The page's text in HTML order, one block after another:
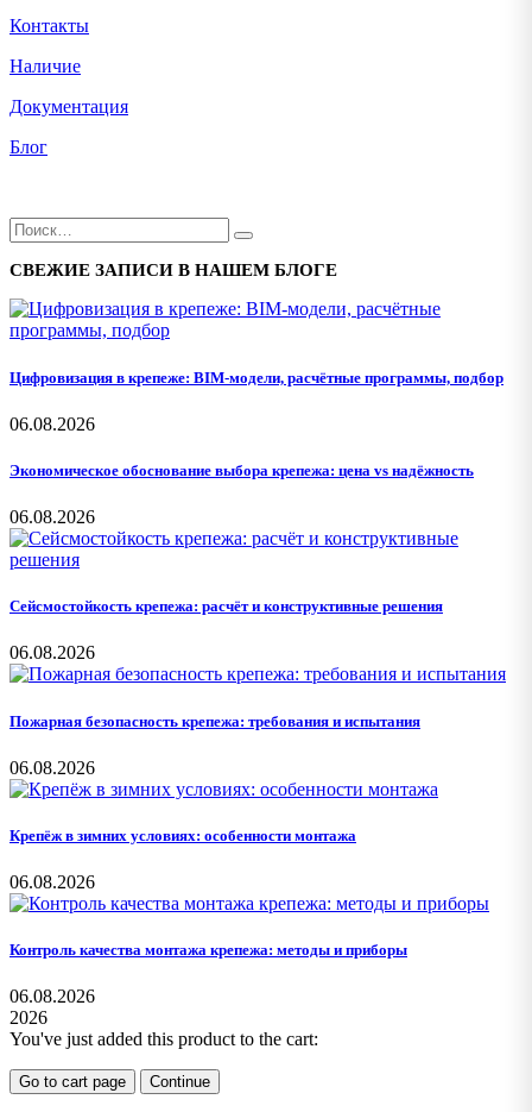
Контакты
Наличие
Документация
Блог
СВЕЖИЕ ЗАПИСИ В НАШЕМ БЛОГЕ
Цифровизация в крепеже: BIM-модели, расчётные программы, подбор
06.08.2026
Экономическое обоснование выбора крепежа: цена vs надёжность
06.08.2026
Сейсмостойкость крепежа: расчёт и конструктивные решения
06.08.2026
Пожарная безопасность крепежа: требования и испытания
06.08.2026
Крепёж в зимних условиях: особенности монтажа
06.08.2026
Контроль качества монтажа крепежа: методы и приборы
06.08.2026
2026
You've just added this product to the cart:
Go to cart page Continue